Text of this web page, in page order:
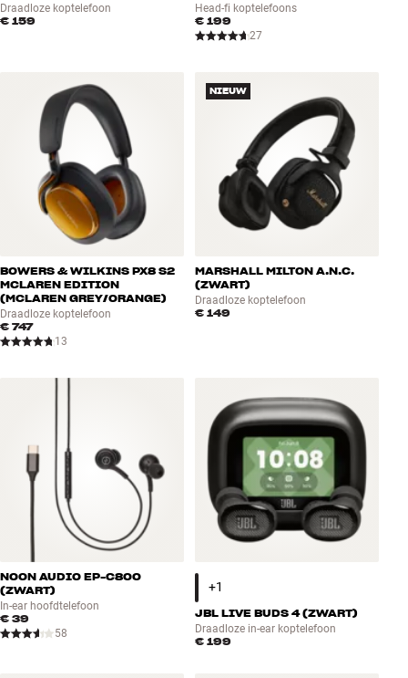
Draadloze koptelefoon
€ 159
Head-fi koptelefoons
€ 199
27
BOWERS & WILKINS PX8 S2
MCLAREN EDITION
(MCLAREN GREY/ORANGE)
Draadloze koptelefoon
€ 747
13
NIEUW
MARSHALL MILTON A.N.C.
(ZWART)
Draadloze koptelefoon
€ 149
NOON AUDIO EP-C800
(ZWART)
In-ear hoofdtelefoon
€ 39
58
JBL LIVE BUDS 4 (ZWART)
Draadloze in-ear koptelefoon
€ 199